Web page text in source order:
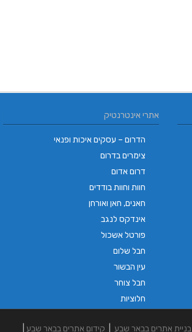
אתרי אינטרנטיק
הדרום – עסקים איכות ופנאי
צימרים בדרום
דרום אדום
חוות וחוות בודדים
חאנים, חאן ואורחן
אינדקס לנגב
פורטל אשכול
חבל שלום
עין הבשור
חבל צוחר
חלוציות
בניית אתרים בבאר שבע קידום אתרים בבאר שבע